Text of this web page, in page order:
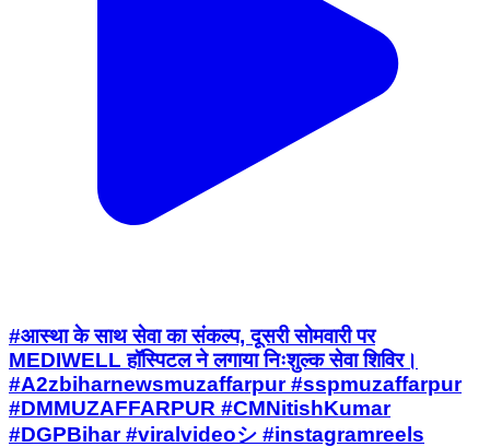
#आस्था के साथ सेवा का संकल्प, दूसरी सोमवारी पर
MEDIWELL हॉस्पिटल ने लगाया निःशुल्क सेवा शिविर।
#A2zbiharnewsmuzaffarpur #sspmuzaffarpur
#DMMUZAFFARPUR #CMNitishKumar
#DGPBihar #viralvideoシ #instagramreels